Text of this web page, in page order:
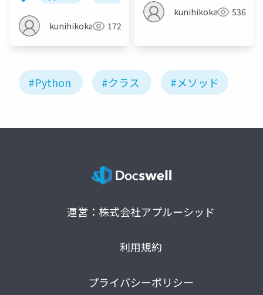
kunihikokaneko172
kunihikokaneko536
#Python #クラス #メソッド
運営：株式会社アプルーシッド
利用規約
プライバシーポリシー